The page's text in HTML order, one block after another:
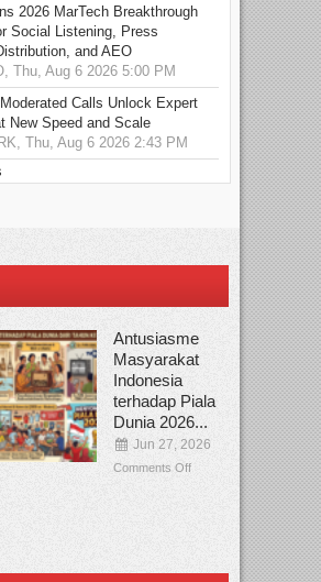
2026 MarTech Breakthrough
Social Listening, Press
and AEO
Thu, Aug 6 2026 5:00 PM
Calls Unlock Expert
New Speed and Scale
Thu, Aug 6 2026 2:43 PM
Antusiasme
Masyarakat
Indonesia
terhadap Piala
Dunia 2026...
Jun 27, 2026
Comments Off